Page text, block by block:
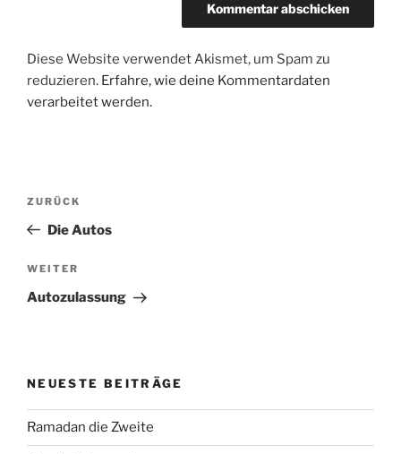
Diese Website verwendet Akismet, um Spam zu
reduzieren. Erfahre, wie deine Kommentardaten
verarbeitet werden.
Beitragsnavigation
Vorheriger
Beitrag
ZURÜCK
Die Autos
Nächster
Beitrag
WEITER
Autozulassung
NEUESTE BEITRÄGE
Ramadan die Zweite